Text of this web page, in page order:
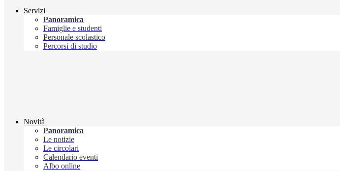
Servizi
Panoramica
Famiglie e studenti
Personale scolastico
Percorsi di studio
Novità
Panoramica
Le notizie
Le circolari
Calendario eventi
Albo online